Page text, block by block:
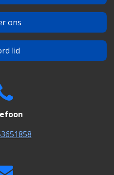
ons
lid